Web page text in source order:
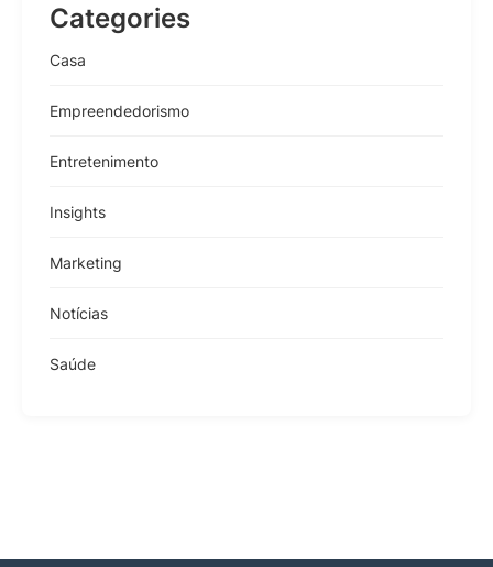
Categories
Casa
Empreendedorismo
Entretenimento
Insights
Marketing
Notícias
Saúde